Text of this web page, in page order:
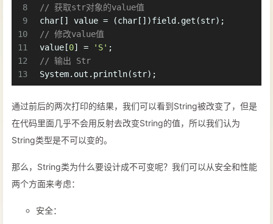
8
9
10
11
12
13
// 获取str对象的value值
char [] value = (char [])field.get(str);
// 修改value值
value[0] = 'S' ;
// 输出 Str
System.out.println(str);
通过前后的两次打印的结果，我们可以看到String被改变了，但是
在代码里面几乎不会用反射去改变String的值，所以我们认为
String类型是不可以变的。
那么，String类为什么要设计成不可变呢？我们可以从安全和性能
两个方面来考虑：
安全：